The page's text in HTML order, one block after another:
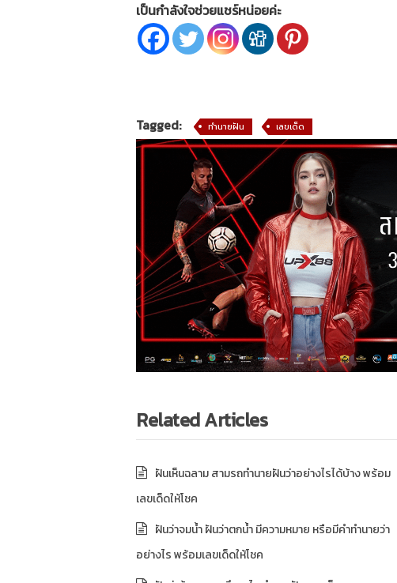
เป็นกำลังใจช่วยแชร์หน่อยค่ะ
Tagged: ทำนายฝัน เลขเด็ด
Related Articles
ฝันเห็นฉลาม สามรถทำนายฝันว่าอย่างไรได้บ้าง พร้อม
เลขเด็ดให้โชค
ฝันว่าจมน้ำ ฝันว่าตกน้ำ มีความหมาย หรือมีคำทำนายว่า
อย่างไร พร้อมเลขเด็ดให้โชค